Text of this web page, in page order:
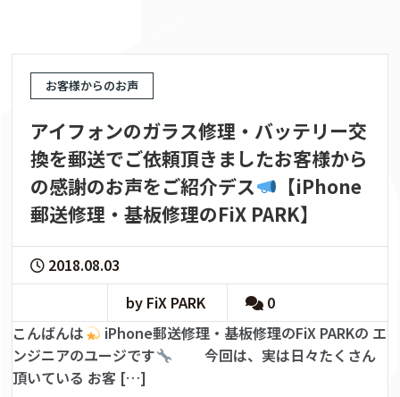
お客様からのお声
アイフォンのガラス修理・バッテリー交
換を郵送でご依頼頂きましたお客様から
の感謝のお声をご紹介デス
【iPhone
郵送修理・基板修理のFiX PARK】
2018.08.03
by FiX PARK
0
こんばんは
iPhone郵送修理・基板修理のFiX PARKの エ
ンジニアのユージです
今回は、実は日々たくさん
頂いている お客 […]